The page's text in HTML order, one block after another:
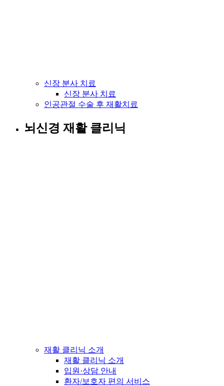
신장 분사 치료
신장 분사 치료
인공관절 수술 후 재활치료
뇌신경 재활 클리닉
재활 클리닉 소개
재활 클리닉 소개
입원·상담 안내
환자/보호자 편의 서비스